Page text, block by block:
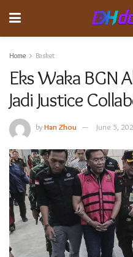
Home Basket
Eks Waka BGN
Jadi Justice
byHan Zhou June 5,